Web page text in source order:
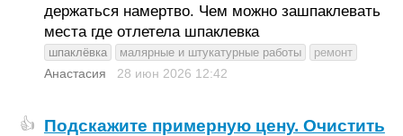
держаться намертво. Чем можно зашпаклевать
места где отлетела шпаклевка
шпаклёвка малярные и штукатурные работы ремонт
Анастасия 28 июн 2026 12:42
👍
Подскажите примерную цену. Очистить